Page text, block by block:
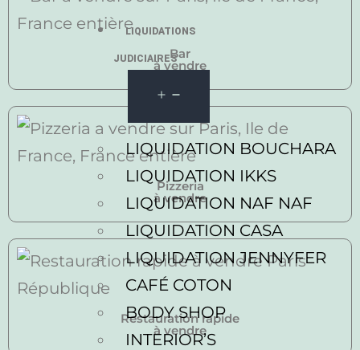
LIQUIDATIONS
JUDICIAIRES
LIQUIDATION BOUCHARA
LIQUIDATION IKKS
LIQUIDATION NAF NAF
LIQUIDATION CASA
LIQUIDATION JENNYFER
CAFÉ COTON
BODY SHOP
INTERIOR’S
Bar
à vendre
Pizzeria
à vendre
Restauration rapide
à vendre